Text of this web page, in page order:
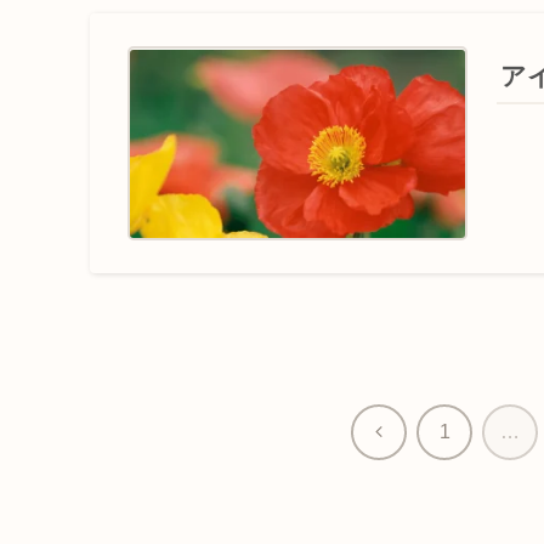
ア
前 1 …